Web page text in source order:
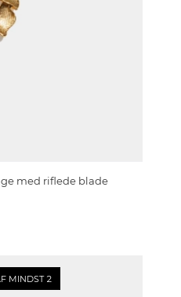
med riflede blade
MINDST 2